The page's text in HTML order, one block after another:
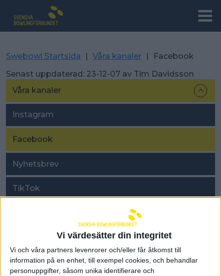
Vi värdesätter din integritet
Vi och våra partners levenrorer och/eller får åtkomst till
information på en enhet, till exempel cookies, och behandlar
personuppgifter, såsom unika identifierare och
Våra kanaler
Instagram
Facebook
Nyhetsbrev
TikTok
Svenska Bowlingpodden
Swebowl Startsida | Våra kanaler |
Facebook
Senast uppdaterad: 23-12-07 av Tim Davidsson